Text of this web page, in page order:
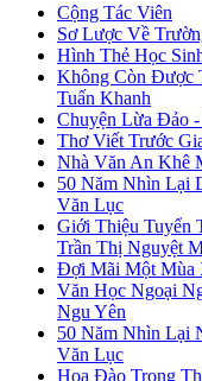
Cộng Tác Viên
Sơ Lược Về
Hình Thẻ Học
Không Còn Được
Tuấn Khanh
Chuyện Lừa Đảo
Thơ Viết Trước
Nhà Văn An Khê
50 Năm Nhìn Lại
Văn Lục
Giới Thiệu Tuyển
Trần Thị Nguyệt
Đợi Mãi Một Mùa
Văn Học Ngoại
Ngu Yên
50 Năm Nhìn Lại
Văn Lục
Hoa Đào Trong